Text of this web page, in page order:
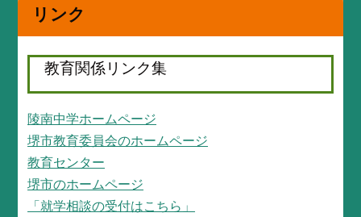
リンク
教育関係リンク集
陵南中学ホームページ
堺市教育委員会のホームページ
教育センター
堺市のホームページ
「就学相談の受付はこちら」